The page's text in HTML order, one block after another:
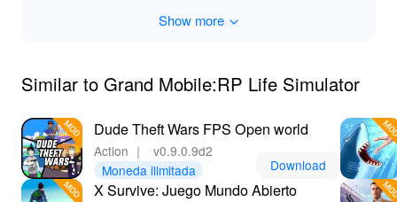
Show more
Similar to Grand Mobile:RP Life Simulator
Dude Theft Wars FPS Open world
Action ｜
v0.9.0.9d2
Moneda ilimitada
Download
X Survive: Juego Mundo Abierto